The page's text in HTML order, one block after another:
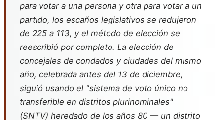
para votar a una persona y otra para votar a un
partido, los escaños legislativos se redujeron
de 225 a 113, y el método de elección se
reescribió por completo. La elección de
concejales de condados y ciudades del mismo
año, celebrada antes del 13 de diciembre,
siguió usando el "sistema de voto único no
transferible en distritos plurinominales"
(SNTV) heredado de los años 80 — un distrito